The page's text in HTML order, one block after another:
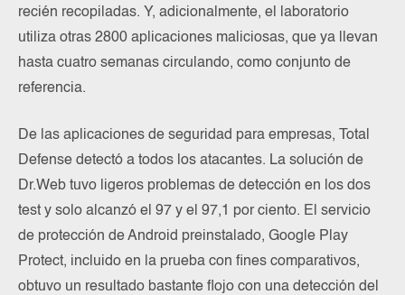
recién recopiladas. Y, adicionalmente, el laboratorio
utiliza otras 2800 aplicaciones maliciosas, que ya llevan
hasta cuatro semanas circulando, como conjunto de
referencia.
De las aplicaciones de seguridad para empresas, Total
Defense detectó a todos los atacantes. La solución de
Dr.Web tuvo ligeros problemas de detección en los dos
test y solo alcanzó el 97 y el 97,1 por ciento. El servicio
de protección de Android preinstalado, Google Play
Protect, incluido en la prueba con fines comparativos,
obtuvo un resultado bastante flojo con una detección del